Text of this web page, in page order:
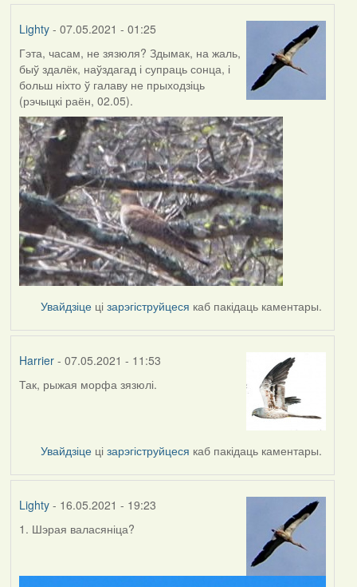
Lighty- 07.05.2021 - 01:25
Гэта, часам, не зязюля? Здымак, на жаль,
быў здалёк, наўздагад і супраць сонца, і
больш ніхто ў галаву не прыходзіць
(рэчыцкі раён, 02.05).
Увайдзіце цізарэгіструйцеся каб пакідаць каментары.
Harrier- 07.05.2021 - 11:53
In
Lighty
Так, рыжая морфа зязюлі.
Увайдзіце цізарэгіструйцеся каб пакідаць каментары.
Lighty- 16.05.2021 - 19:23
1. Шэрая валасяніца?